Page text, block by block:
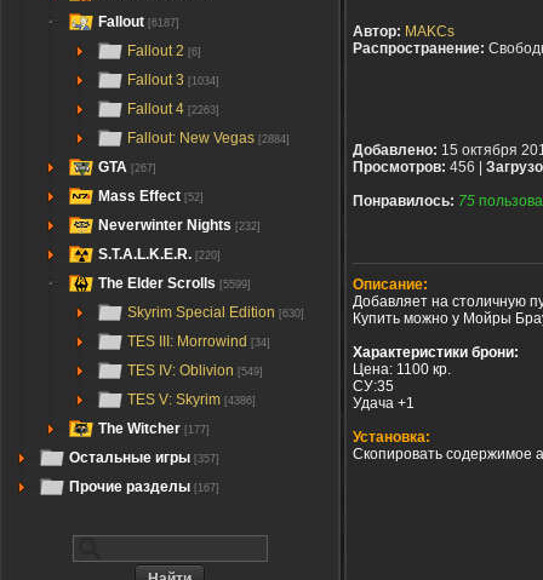
Fallout [6187]
Fallout 2 [6]
Fallout 3 [1034]
Fallout 4 [2263]
Fallout: New Vegas [2884]
GTA [267]
Mass Effect [52]
Neverwinter Nights [232]
S.T.A.L.K.E.R. [220]
The Elder Scrolls [5599]
Skyrim Special Edition [630]
TES III: Morrowind [34]
TES IV: Oblivion [549]
TES V: Skyrim [4386]
The Witcher [177]
Остальные игры [357]
Прочие разделы [167]
Автор: MAKCs
Распространение:
Добавлено: 15 октября
Просмотров: 456 |
Понравилось: 75
Описание:
Добавляет на столичную
Купить можно у Мойры
Характеристики брони:
Цена: 1100 кр.
СУ:35
Удача +1
Установка:
Скопировать содержимое